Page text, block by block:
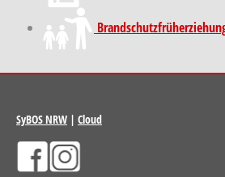
SyBOS NRW | Cloud